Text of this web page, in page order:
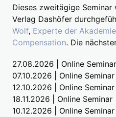
Dieses zweitägige
Verlag Dashöfer
Wolf, Experte der
Compensation. Die
27.08.2026 | Online Seminar
07.10.2026 | Online Seminar
12.10.2026 | Online Seminar
18.11.2026 | Online Seminar
10.12.2026 | Online Seminar